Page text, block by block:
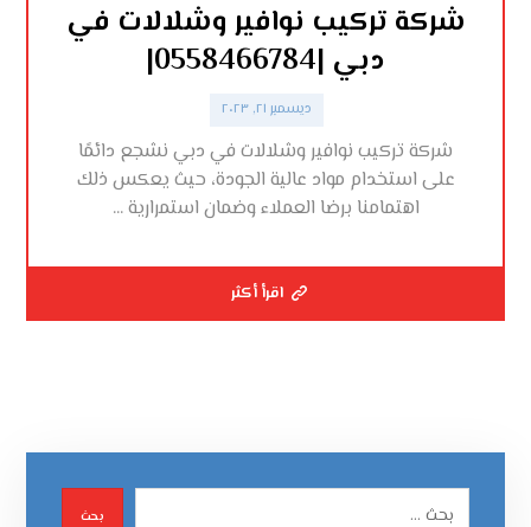
شركة تركيب نوافير وشلالات في
دبي |0558466784|
ديسمبر ٢١, ٢٠٢٣
شركة تركيب نوافير وشلالات في دبي نشجع دائمًا
على استخدام مواد عالية الجودة، حيث يعكس ذلك
اهتمامنا برضا العملاء وضمان استمرارية ...
اقرأ أكثر
بحث